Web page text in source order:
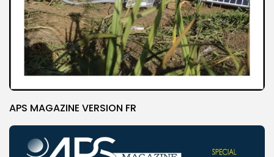
APS MAGAZINE VERSION FR